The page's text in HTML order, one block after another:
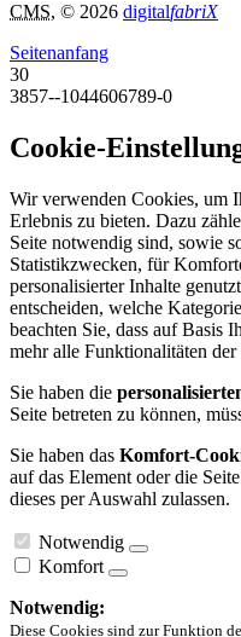
CMS, © 2026 digitalfabriX
Seitenanfang
30
3857--1044606789-0
Cookie-
Wir verwenden Cookies, um
Erlebnis zu bieten. Dazu
Seite notwendig sind, sowie
Statistikzwecken, für
personalisierter Inhalte
entscheiden, welche
beachten Sie, dass auf Basis
mehr alle Funktionalitäten
Sie haben die
Seite betreten zu können,
Sie haben das Komfort-
auf das Element oder die
dieses per Auswahl zulassen.
Notwendig
Komfort
Notwendig:
Diese Cookies sind zur Funktion